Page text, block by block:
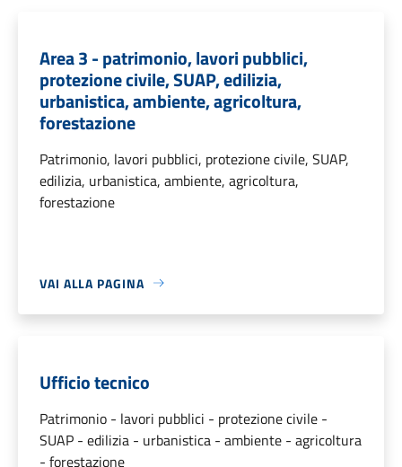
Area 3 - patrimonio, lavori pubblici,
protezione civile, SUAP, edilizia,
urbanistica, ambiente, agricoltura,
forestazione
Patrimonio, lavori pubblici, protezione civile, SUAP,
edilizia, urbanistica, ambiente, agricoltura,
forestazione
VAI ALLA PAGINA
Ufficio tecnico
Patrimonio - lavori pubblici - protezione civile -
SUAP - edilizia - urbanistica - ambiente - agricoltura
- forestazione